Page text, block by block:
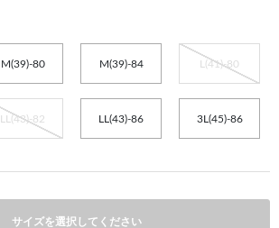
M(39)-80 M(39)-84 L(41)-80
LL(43)-82 LL(43)-86 3L(45)-86
サイズを選択してください